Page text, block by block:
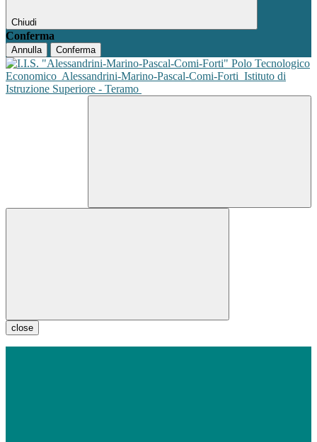
Chiudi
Conferma
Annulla Conferma
Polo Tecnologico
Economico Alessandrini-Marino-Pascal-Comi-Forti Istituto di
Istruzione Superiore - Teramo
close